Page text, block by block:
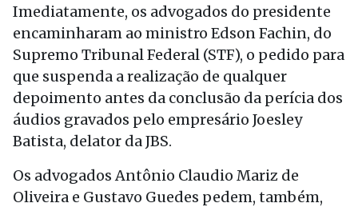
Imediatamente, os advogados do presidente
encaminharam ao ministro Edson Fachin, do
Supremo Tribunal Federal (STF), o pedido para
que suspenda a realização de qualquer
depoimento antes da conclusão da perícia dos
áudios gravados pelo empresário Joesley
Batista, delator da JBS.
Os advogados Antônio Claudio Mariz de
Oliveira e Gustavo Guedes pedem, também,